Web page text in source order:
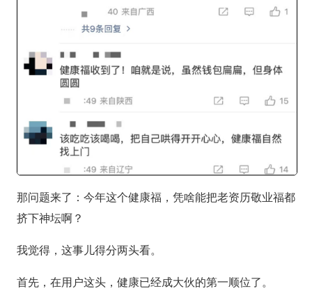
那问题来了：今年这个健康福，凭啥能把老资历敬业福都
挤下神坛啊？
我觉得，这事儿得分两头看。
首先，在用户这头，健康已经成大伙的第一顺位了。